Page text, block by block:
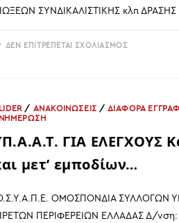
ΣΥΝΔΙΚΑΛΙΣΤΙΚΗΣ κλπ
ΔΕΝ ΕΠΙΤΡΈΠΕΤΑΙ ΣΧΟΛΙΑΣΜΌΣΣΤΟ
ΒΕΤΑ
/ ΑΝΑΚΟΙΝΩΣΕΙΣ / ΔΙΑΦΟΡΑ
ΓΙΑ ΕΛΕΓΧΟΥΣ
μετ’ εμποδίων…
ΟΜΟΣΠΟΝΔΙΑ ΣΥΛΛΟΓΩΝ
ΠΕΡΙΦΕΡΕΙΩΝ ΕΛΛΑΔΑΣ Δ/